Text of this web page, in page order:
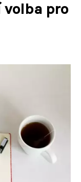
volba pro